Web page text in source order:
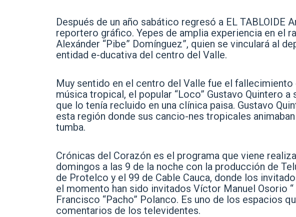
Después de un año sabático regresó a EL TABLOIDE
reportero gráfico. Yepes de amplia experiencia en el
Alexánder “Pibe” Domínguez”, quien se vinculará al
entidad e-ducativa del centro del Valle.
Muy sentido en el centro del Valle fue el
música tropical, el popular “Loco” Gustavo Quintero a
que lo tenía recluido en una clínica paisa. Gustavo
esta región donde sus cancio-nes tropicales
tumba.
Crónicas del Corazón es el programa que viene
domingos a las 9 de la noche con la producción de
de Protelco y el 99 de Cable Cauca, donde los
el momento han sido invitados Víctor Manuel Osorio “
Francisco “Pacho” Polanco. Es uno de los espacios
comentarios de los televidentes.